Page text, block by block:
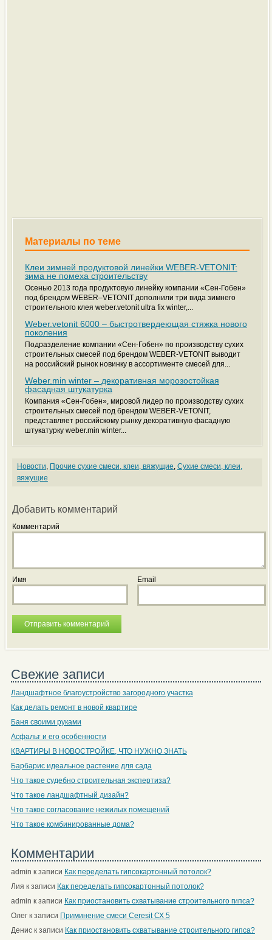
Материалы по теме
Клеи зимней продуктовой линейки WEBER-VETONIT:
зима не помеха строительству
Осенью 2013 года продуктовую линейку компании «Сен-Гобен»
под брендом WEBER–VETONIT дополнили три вида зимнего
строительного клея weber.vetonit ultra fix winter,...
Weber.vetonit 6000 – быстротвердеющая стяжка нового
поколения
Подразделение компании «Сен-Гобен» по производству сухих
строительных смесей под брендом WEBER-VETONIT выводит
на российский рынок новинку в ассортименте смесей для...
Weber.min winter – декоративная морозостойкая
фасадная штукатурка
Компания «Сен-Гобен», мировой лидер по производству сухих
строительных смесей под брендом WEBER-VETONIT,
представляет российскому рынку декоративную фасадную
штукатурку weber.min winter...
Новости, Прочие сухие смеси, клеи, вяжущие, Сухие смеси, клеи,
вяжущие
Добавить комментарий
Комментарий
Имя Email
Свежие записи
Ландшафтное благоустройство загородного участка
Как делать ремонт в новой квартире
Баня своими руками
Асфальт и его особенности
КВАРТИРЫ В НОВОСТРОЙКЕ, ЧТО НУЖНО ЗНАТЬ
Барбарис идеальное растение для сада
Что такое судебно строительная экспертиза?
Что такое ландшафтный дизайн?
Что такое согласование нежилых помещений
Что такое комбинированные дома?
Комментарии
admin к записи Как переделать гипсокартонный потолок?
Лия к записи Как переделать гипсокартонный потолок?
admin к записи Как приостановить схватывание строительного гипса?
Олегк записи Приминение смеси Ceresit СХ 5
Дениск записи Как приостановить схватывание строительного гипса?